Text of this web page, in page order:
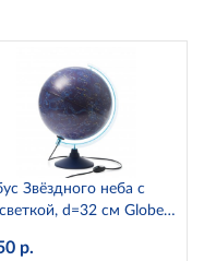
Звёздного неба с
d=32 см Globen
р.